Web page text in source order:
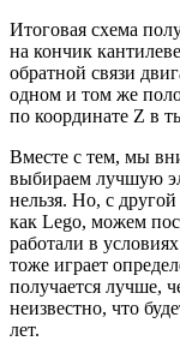
Итоговая схема
на кончик
обратной связи
одном и том же
по координате Z в
Вместе с тем, мы
выбираем лучшую
нельзя. Но, с
как Lego, можем
работали в
тоже играет
получается лучше,
неизвестно, что
лет.